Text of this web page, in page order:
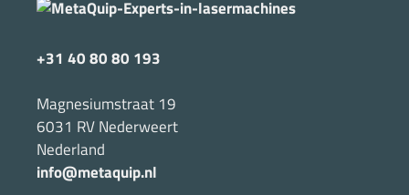
+31 40 80 80 193
Magnesiumstraat 19
6031 RV Nederweert
Nederland
info@metaquip.nl